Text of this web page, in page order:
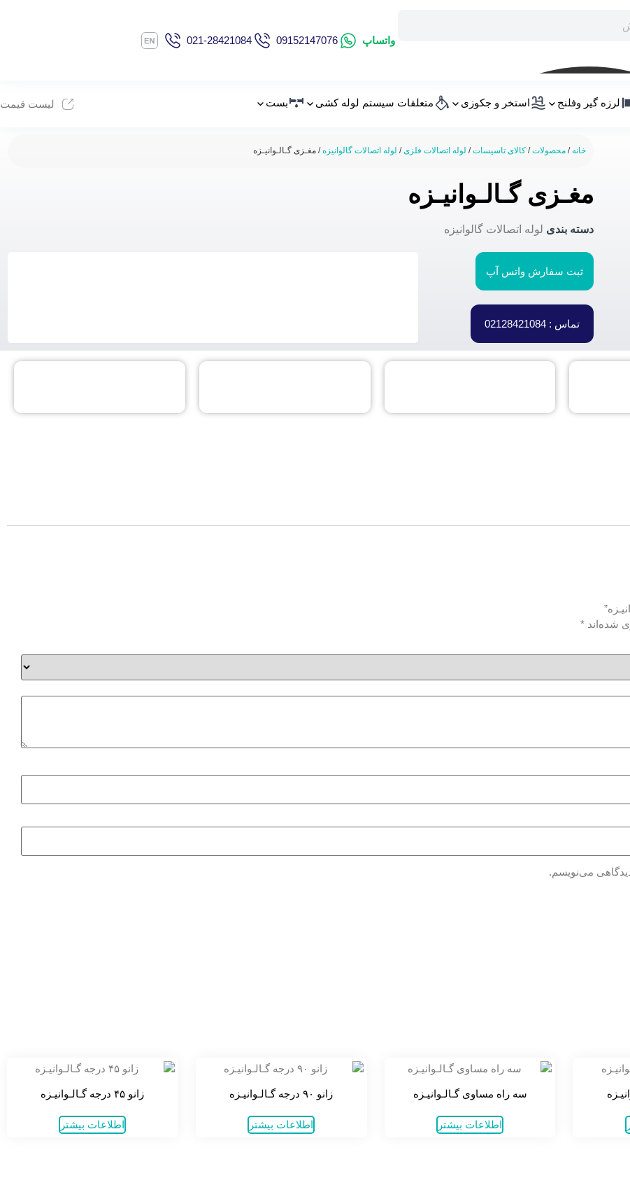
واتساپ 021-28421084 09152147076
لرزه گیر وفلنج استخر و جکوزی متعلقات سیستم لوله کشی بست لیست قیمت
خانه/ محصولات/ کالای تاسیسات/ لوله اتصالات فلزی/ لوله اتصالات گالوانیزه/ مغـزی گـالـوانیـزه
مغـزی گـالـوانیـزه
دسته بندی لوله اتصالات گالوانیزه
ثبت سفارش واتس آپ
تماس : 02128421084
شده‌اند *
می‌نویسم.
سه راه مساوی گـالـوانیـزه
اطلاعات بیشتر
زانو ۹۰ درجه گـالـوانیـزه
اطلاعات بیشتر
زانو ۴۵ درجه گـالـوانیـزه
اطلاعات بیشتر